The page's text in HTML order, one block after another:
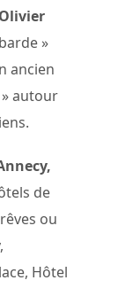
Olivier
»
ancien
autour
de
ou
Hôtel